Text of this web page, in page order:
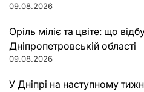
09.08.2026
Оріль міліє та цвіте: що
Дніпропетровській області
09.08.2026
У Дніпрі на наступному